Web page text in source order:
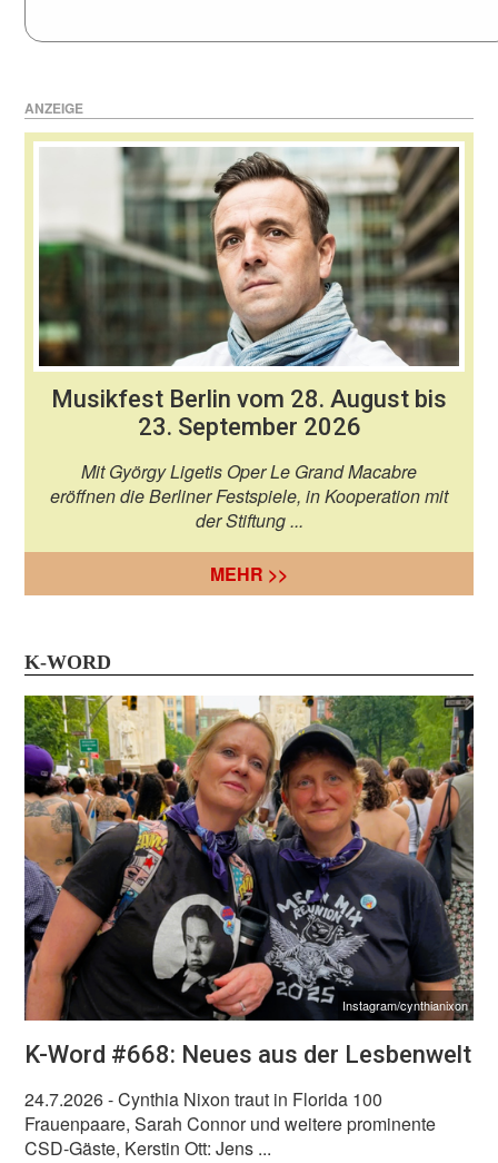
ANZEIGE
Musikfest Berlin vom 28. August bis
23. September 2026
Mit György Ligetis Oper Le Grand Macabre
eröffnen die Berliner Festspiele, in Kooperation mit
der Stiftung ...
MEHR >>
K-WORD
Instagram/cynthianixon
K-Word #668: Neues aus der Lesbenwelt
24.7.2026- Cynthia Nixon traut in Florida 100
Frauenpaare, Sarah Connor und weitere prominente
CSD-Gäste, Kerstin Ott: Jens ...